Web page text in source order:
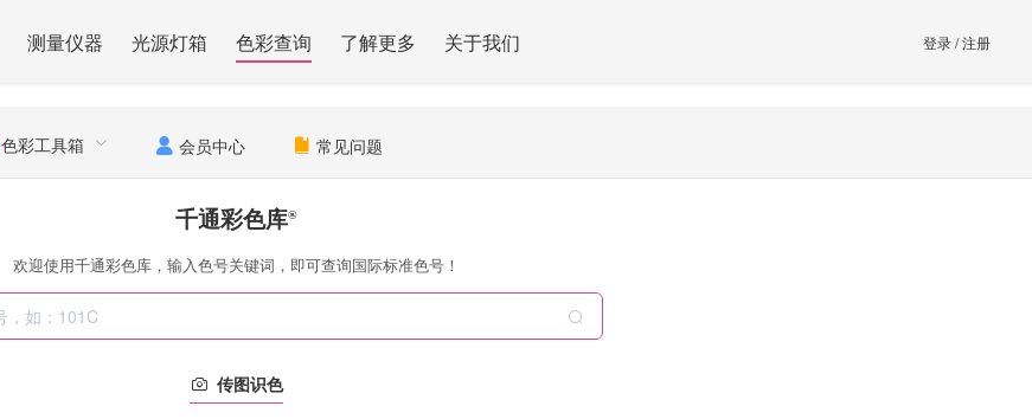
测量仪器 光源灯箱 色彩查询 了解更多 关于我们 登录/注册
色彩工具箱 会员中心 常见问题
千通彩色库®
欢迎使用千通彩色库，输入色号关键词，即可查询国际标准色号！
传图识色